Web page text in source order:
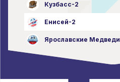
Кузбасс-2
Енисей-2
Ярославские Медведи